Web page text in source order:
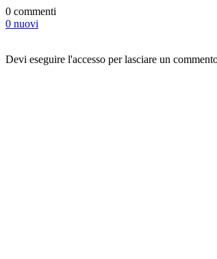
0 commenti
0 nuovi
Devi eseguire l'accesso per lasciare un